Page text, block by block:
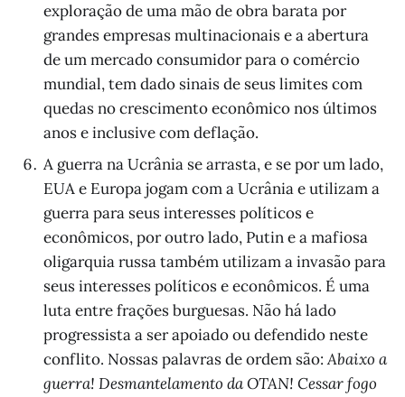
exploração de uma mão de obra barata por
grandes empresas multinacionais e a abertura
de um mercado consumidor para o comércio
mundial, tem dado sinais de seus limites com
quedas no crescimento econômico nos últimos
anos e inclusive com deflação.
A guerra na Ucrânia se arrasta, e se por um lado,
EUA e Europa jogam com a Ucrânia e utilizam a
guerra para seus interesses políticos e
econômicos, por outro lado, Putin e a mafiosa
oligarquia russa também utilizam a invasão para
seus interesses políticos e econômicos. É uma
luta entre frações burguesas. Não há lado
progressista a ser apoiado ou defendido neste
conflito. Nossas palavras de ordem são:Abaixo a
guerra! Desmantelamento da OTAN! Cessar fogo